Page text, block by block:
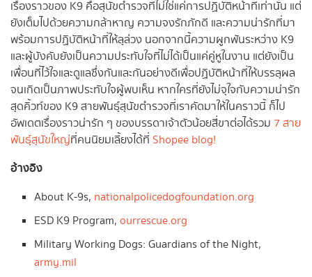
เรื่องราวของ K9 คือสุนัขตำรวจที่ไม่ใช่แค่การปฏิบัติหน้าที่เท่านั้น แต่
ยังเต็มไปด้วยความกล้าหาญ ความจงรักภักดี และความน่ารักที่มา
พร้อมการปฏิบัติหน้าที่ให้ลุล่วง นอกจากนี้ความผูกพันระหว่าง K9
และผู้บังคับยังเป็นความประทับใจที่ไม่ได้เป็นแค่คู่หูในงาน แต่ยังเป็น
เพื่อนที่ไว้ใจและดูแลซึ่งกันและกันอย่างดีเพื่อปฏิบัติหน้าที่ให้บรรลุผล
จนเกิดเป็นภาพประทับใจผู้พบเห็น หากใครที่ยังไม่จุใจกับความน่ารัก
สุดคิ้วท์ของ K9 สายพันธุ์สุนัขตำรวจที่เราคัดมาให้ในคราวนี้ ก็ไป
อัพเดตเรื่องราวน่ารัก ๆ ของบรรดาเจ้าตัวน้อยสี่ขาต่อได้รวม 7 สาย
พันธุ์สุนัขใหญ่ที่คนนิยมเลี้ยงได้ที่ Shopee blog!
อ้างอิง
About K-9s, nationalpolicedogfoundation.org
ESD K9 Program,ourrescue.org
Military Working Dogs: Guardians of the Night,
army.mil